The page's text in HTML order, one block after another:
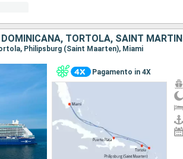
TORTOLA, SAINT MARTIN
Philipsburg (Saint Maarten), Miami
Pagamento in 4X